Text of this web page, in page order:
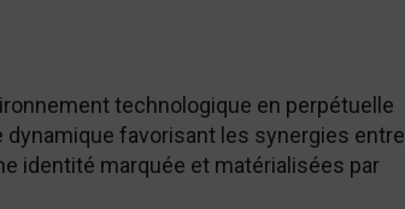
technologique en perpétuelle
favorisant les synergies entre
identité marquée et matérialisées par